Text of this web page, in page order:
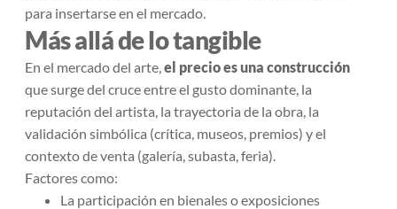
para insertarse en el mercado.
Más allá de lo tangible
En el mercado del arte,el precio es una construcción
que surge del cruce entre el gusto dominante, la
reputación del artista, la trayectoria de la obra, la
validación simbólica (crítica, museos, premios) y el
contexto de venta (galería, subasta, feria).
Factores como:
La participación en bienales o exposiciones